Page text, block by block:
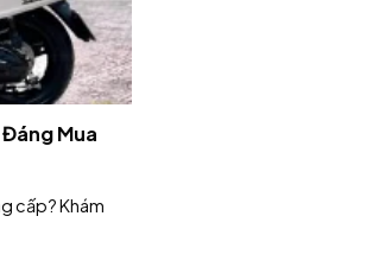
Mua
cấp? Khám